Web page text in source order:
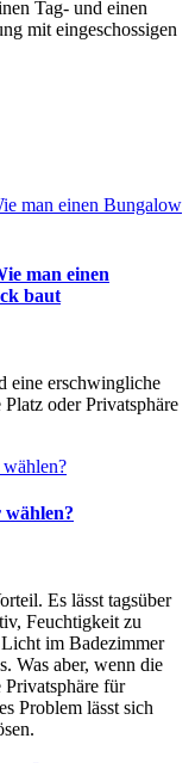
Tag- und einen
mit eingeschossigen
man einen
baut
eine erschwingliche
oder Privatsphäre
wählen?
Es lässt tagsüber
Feuchtigkeit zu
im Badezimmer
Was aber, wenn die
Privatsphäre für
Problem lässt sich